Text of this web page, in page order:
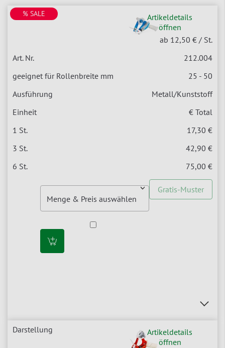
Artikeldetails
öffnen
ab 12,50 € / St.
212.004
25 - 50
Metall/Kunststoff
€ Total
17,30 €
42,90 €
75,00 €
Gratis-Muster
Artikeldetails
öffnen
% SALE